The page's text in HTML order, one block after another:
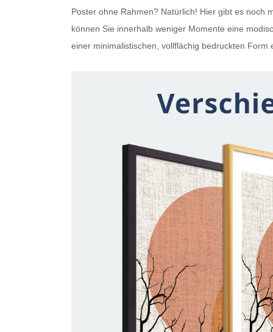
Poster ohne Rahmen? Natürlich! Hier gibt es noch
können Sie innerhalb weniger Momente eine
einer minimalistischen, vollflächig bedruckten Form